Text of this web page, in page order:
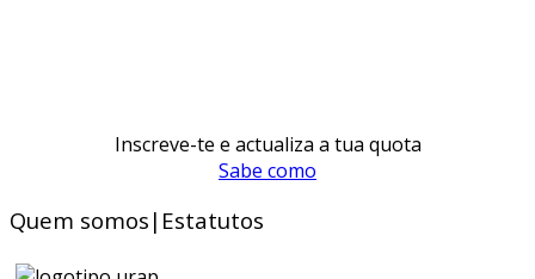
Inscreve-te e actualiza a tua quota
Sabe como
Quem somos|Estatutos